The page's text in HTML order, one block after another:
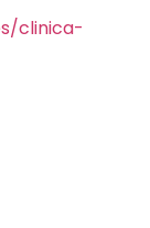
clinica-